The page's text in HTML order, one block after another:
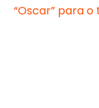
“Oscar” para o